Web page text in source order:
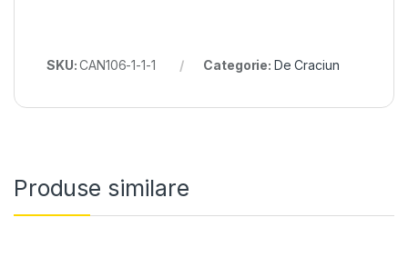
SKU:CAN106-1-1-1 Categorie: De Craciun
Produse similare